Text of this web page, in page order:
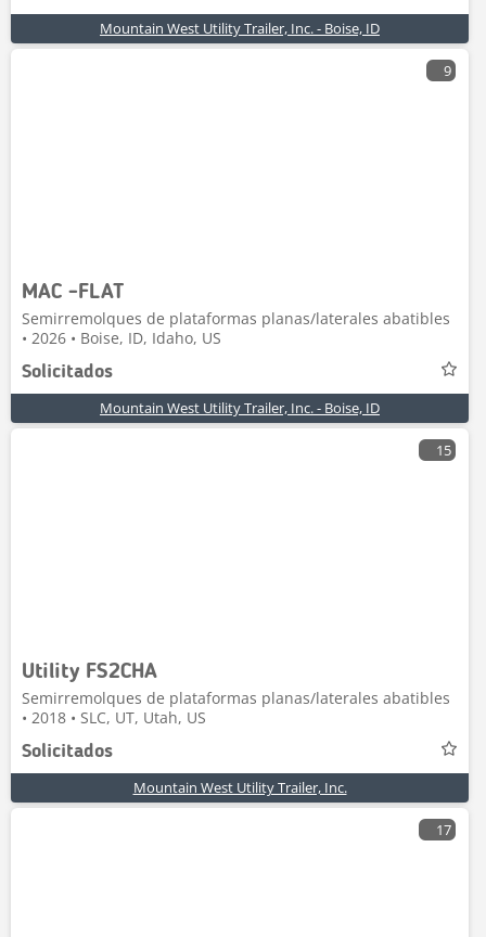
Mountain West Utility Trailer, Inc. - Boise, ID
9
MAC -FLAT
Semirremolques de plataformas planas/laterales abatibles
• 2026 • Boise, ID, Idaho, US
Solicitados
Mountain West Utility Trailer, Inc. - Boise, ID
15
Utility FS2CHA
Semirremolques de plataformas planas/laterales abatibles
• 2018 • SLC, UT, Utah, US
Solicitados
Mountain West Utility Trailer, Inc.
17